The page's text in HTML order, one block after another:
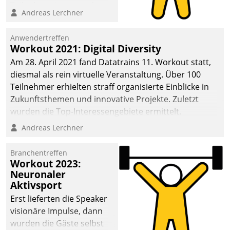
Teilnehmer kurzweilige
Cloud-Strategien und -
Lösungen mit hohem
Zukunftspotenzial.
Andreas Lerchner
Anwendertreffen
Workout 2021: Digital Diversity
Am 28. April 2021 fand Datatrains 11. Workout statt,
diesmal als rein virtuelle Veranstaltung. Über 100
Teilnehmer erhielten straff organisierte Einblicke in
Zukunftsthemen und innovative Projekte. Zuletzt
wurden die Top-Interessengebiete ermittelt.
Andreas Lerchner
Branchentreffen
Workout 2023:
Neuronaler
Aktivsport
Erst lieferten die Speaker
visionäre Impulse, dann
wurden die Gäste selbst